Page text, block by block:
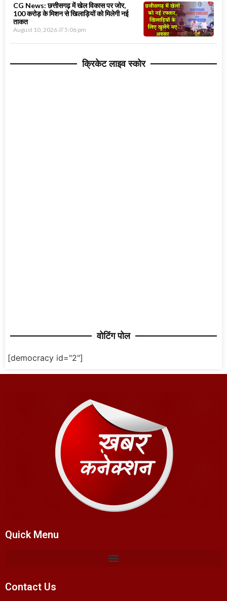
CG News: छत्तीसगढ़ में खेल विकास पर जोर,
100 करोड़ के मिशन से खिलाड़ियों को मिलेगी नई
ताकत
August 10, 2026 5:06 pm
क्रिकेट लाइव स्कोर
वोटिंग पोल
[democracy id="2"]
Quick Menu
Contact Us